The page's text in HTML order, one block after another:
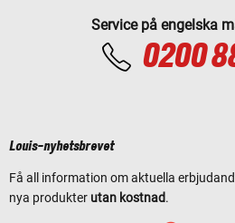
Service på engelska
0200
Louis-nyhetsbrevet
Få all information om aktuella
nya produkter utan kostnad.